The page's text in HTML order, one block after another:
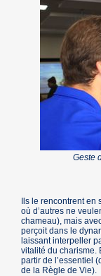
Geste
Ils le rencontrent en
où d’autres ne
chameau), mais
perçoit dans le
laissant interpeller
vitalité du charisme.
partir de l’essentiel
de la Règle de Vie).